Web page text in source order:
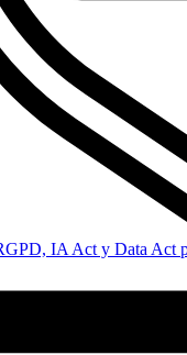
IA Act y Data Act